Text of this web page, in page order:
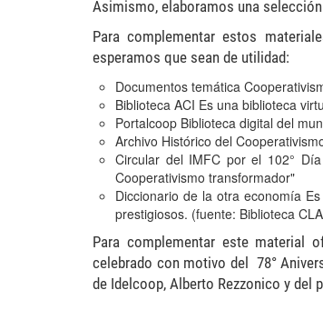
Asimismo, elaboramos una
Para complementar estos
esperamos que sean de utilidad:
Documentos temática
Biblioteca ACI Es una biblioteca
Portalcoop Biblioteca digital del
Archivo Histórico del
Circular del IMFC por el 102°
Cooperativismo transformador"
Diccionario de la otra economíaEs
prestigiosos. (fuente: Biblioteca
Para complementar este material
celebrado con motivo del 78°
de Idelcoop, Alberto Rezzonico y del